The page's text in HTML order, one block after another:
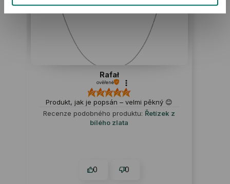
Rafał
ověřené
Produkt, jak je popsán – velmi pěkný 😊
Recenze podobného produktu: Řetízek z
bílého zlata
0 0